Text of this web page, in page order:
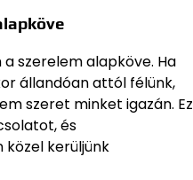
szerelem alapköve. Ha
állandóan attól félünk,
szeret minket igazán. Ez
és
közel kerüljünk